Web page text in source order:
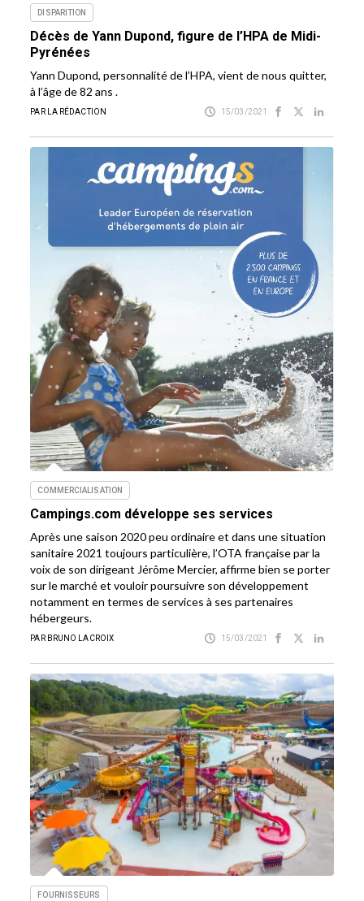
DISPARITION
Décès de Yann Dupond, figure de l’HPA de Midi-
Pyrénées
Yann Dupond, personnalité de l’HPA, vient de nous quitter,
à l’âge de 82 ans .
PAR LA RÉDACTION 15/03/2021
COMMERCIALISATION
Campings.com développe ses services
Après une saison 2020 peu ordinaire et dans une situation
sanitaire 2021 toujours particulière, l’OTA française par la
voix de son dirigeant Jérôme Mercier, affirme bien se porter
sur le marché et vouloir poursuivre son développement
notamment en termes de services à ses partenaires
hébergeurs.
PAR BRUNO LACROIX 15/03/2021
FOURNISSEURS